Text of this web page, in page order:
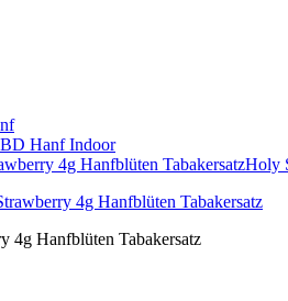
Hanf Indoor
4g Hanfblüten TabakersatzHoly
4g Hanfblüten Tabakersatz